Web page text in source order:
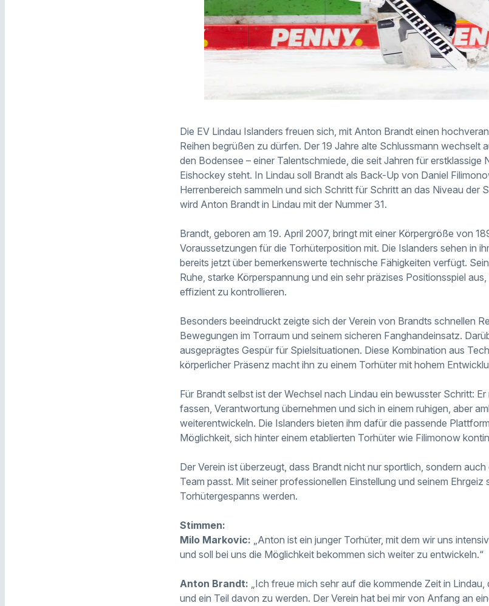
Die EV Lindau Islanders freuen sich, mit Anton Brandt einen
Reihen begrüßen zu dürfen. Der 19 Jahre alte Schlussmann wechselt
den Bodensee – einer Talentschmiede, die seit Jahren für
Eishockey steht. In Lindau soll Brandt als Back-Up von Daniel
Herrenbereich sammeln und sich Schritt für Schritt an das Niveau der
wird Anton Brandt in Lindau mit der Nummer 31.
Brandt, geboren am 19. April 2007, bringt mit einer Körpergröße von
Voraussetzungen für die Torhüterposition mit. Die Islanders sehen in
bereits jetzt über bemerkenswerte technische Fähigkeiten verfügt.
Ruhe, starke Körperspannung und ein sehr präzises Positionsspiel
effizient zu kontrollieren.
Besonders beeindruckt zeigte sich der Verein von Brandts schnellen
Bewegungen im Torraum und seinem sicheren Fanghandeinsatz.
ausgeprägtes Gespür für Spielsituationen. Diese Kombination aus
körperlicher Präsenz macht ihn zu einem Torhüter mit hohem
Für Brandt selbst ist der Wechsel nach Lindau ein bewusster Schritt:
fassen, Verantwortung übernehmen und sich in einem ruhigen, aber
weiterentwickeln. Die Islanders bieten ihm dafür die passende
Möglichkeit, sich hinter einem etablierten Torhüter wie Filimonow
Der Verein ist überzeugt, dass Brandt nicht nur sportlich, sondern
Team passt. Mit seiner professionellen Einstellung und seinem
Torhütergespanns werden.
Stimmen:
Milo Markovic: „Anton ist ein junger Torhüter, mit dem wir uns
und soll bei uns die Möglichkeit bekommen sich weiter zu entwickeln.“
Anton Brandt: „Ich freue mich sehr auf die kommende Zeit in
und ein Teil davon zu werden. Der Verein hat bei mir von Anfang an